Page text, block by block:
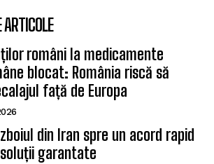
români la medicamente
blocat: România riscă să
față de Europa
din Iran spre un acord rapid
garantate